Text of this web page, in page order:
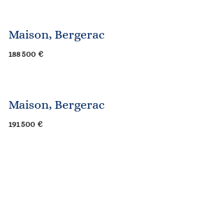
Maison, Bergerac
188 500 €
Maison, Bergerac
191 500 €